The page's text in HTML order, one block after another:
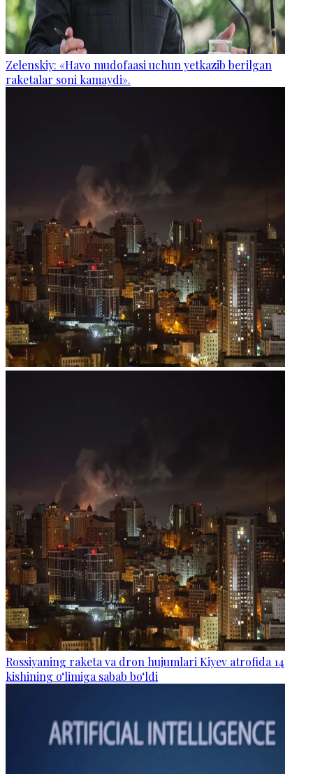
Zelenskiy: «Havo mudofaasi uchun yetkazib berilgan
raketalar soni kamaydi».
Rossiyaning raketa va dron hujumlari Kiyev atrofida 14
kishining o‘limiga sabab bo‘ldi